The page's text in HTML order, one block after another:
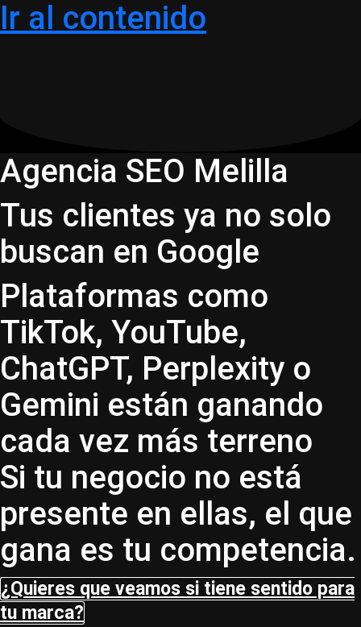
Ir al contenido
Agencia SEO Melilla
Tus clientes ya no solo
buscan en Google
Plataformas como
TikTok, YouTube,
ChatGPT, Perplexity o
Gemini están ganando
cada vez más terreno
Si tu negocio no está
presente en ellas, el que
gana es tu competencia.
¿Quieres que veamos si tiene sentido para
tu marca?